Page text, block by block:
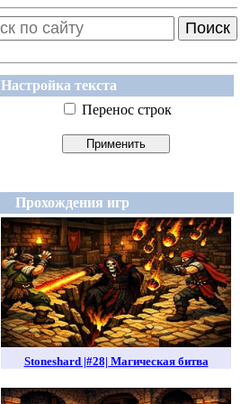
Поиск
Настройка текста
Перенос строк
Прохождения игр
Stoneshard |#28| Магическая битва